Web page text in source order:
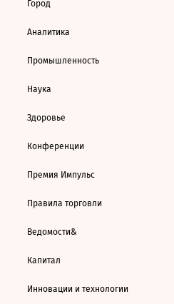
Город
Аналитика
Промышленность
Наука
Здоровье
Конференции
Премия Импульс
Правила торговли
Ведомости&
Капитал
Инновации и технологии